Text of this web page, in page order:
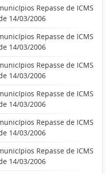
Repasse de ICMS
14/03/2006
Repasse de ICMS
14/03/2006
Repasse de ICMS
14/03/2006
Repasse de ICMS
14/03/2006
Repasse de ICMS
14/03/2006
Repasse de ICMS
14/03/2006